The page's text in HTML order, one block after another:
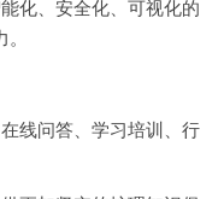
化、安全化、可视化的
线问答、学习培训、行